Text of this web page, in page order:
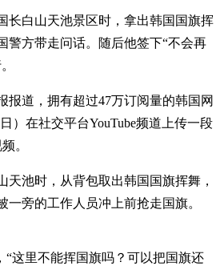
长白山天池景区时，拿出韩国国旗挥
警方带走问话。随后他签下“不会再
报道，拥有超过47万订阅量的韩国网
）在社交平台YouTube频道上传一段
。
天池时，从背包取出韩国国旗挥舞，
一旁的工作人员冲上前抢走国旗。
“这里不能挥国旗吗？可以把国旗还